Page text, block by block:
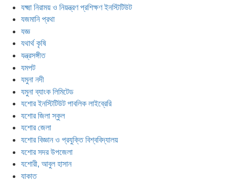
যক্ষ্মা নিরাময় ও নিয়ন্ত্রণ প্রশিক্ষণ ইনস্টিটিউট
যজমানি প্রথা
যজ্ঞ
যথার্থ কৃষি
যন্ত্রসঙ্গীত
যমপট
যমুনা নদী
যমুনা ব্যাংক লিমিটেড
যশোর ইনস্টিটিউট পাবলিক লাইব্রেরি
যশোর জিলা স্কুল
যশোর জেলা
যশোর বিজ্ঞান ও প্রযুক্তি বিশ্ববিদ্যালয়
যশোর সদর উপজেলা
যশোরী, আবুল হাসান
যাকাত